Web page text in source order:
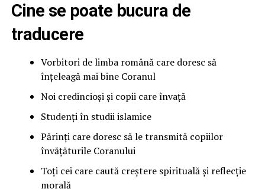
Cine se poate bucura de
traducere
Vorbitori de limba română care doresc să
înțeleagă mai bine Coranul
Noi credincioși și copii care învață
Studenți în studii islamice
Părinți care doresc să le transmită copiilor
învățăturile Coranului
Toți cei care caută creștere spirituală și reflecție
morală